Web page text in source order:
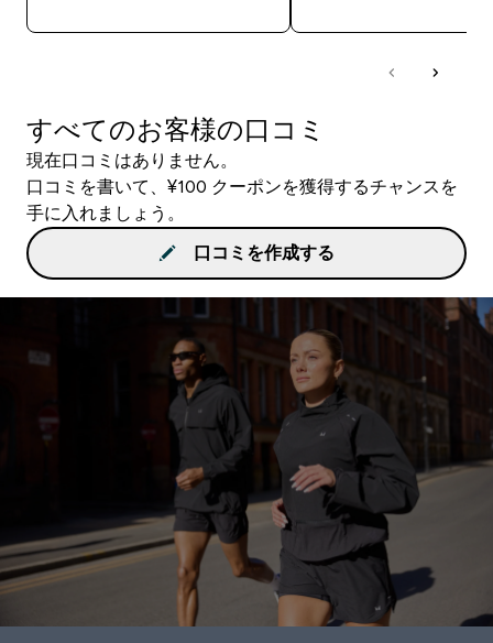
すべてのお客様の口コミ
現在口コミはありません。
口コミを書いて、¥100 クーポンを獲得するチャンスを
手に入れましょう。
口コミを作成する